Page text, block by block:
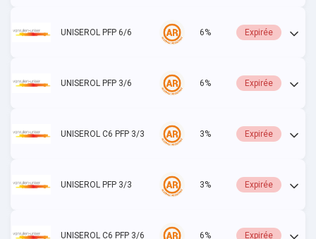
UNISEROL PFP 6/6 6% Expirée
UNISEROL PFP 3/6 6% Expirée
UNISEROL C6 PFP 3/3 3% Expirée
UNISEROL PFP 3/3 3% Expirée
UNISEROL C6 PFP 3/6 6% Expirée